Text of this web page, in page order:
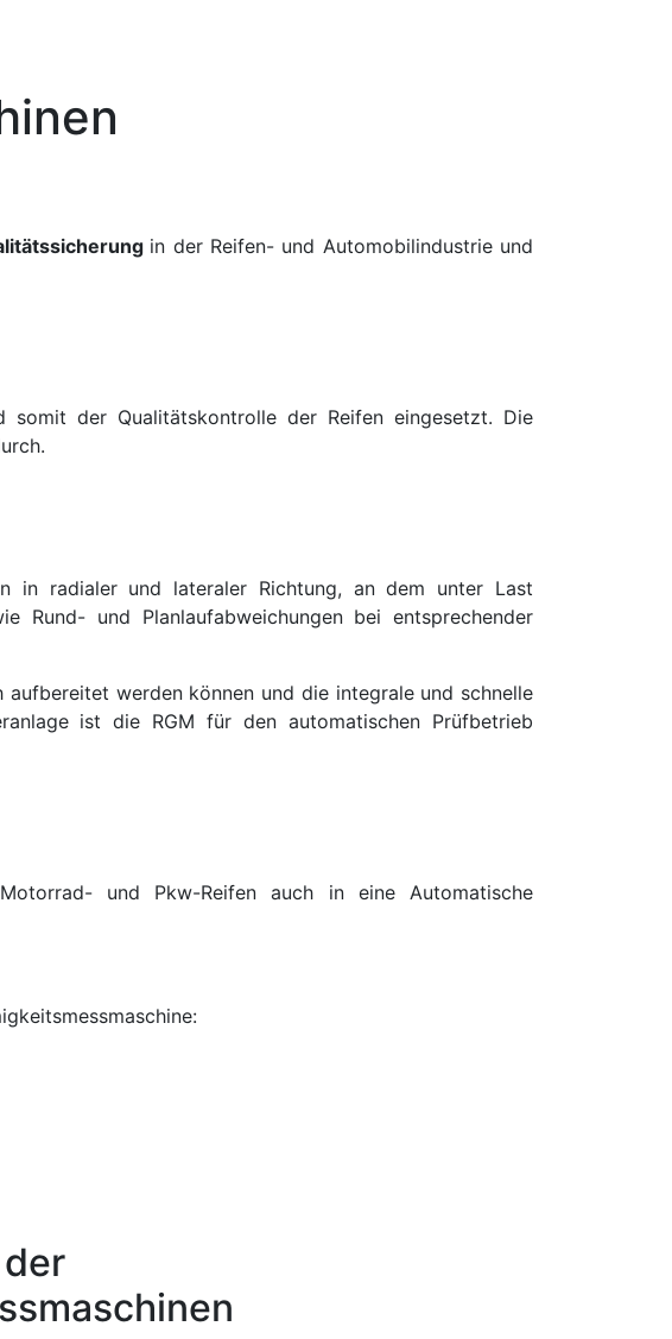
in der Reifen- und Automobilindustrie und
somit der Qualitätskontrolle der Reifen eingesetzt. Die
in radialer und lateraler Richtung, an dem unter Last
Rund- und Planlaufabweichungen bei entsprechender
werden können und die integrale und schnelle
ist die RGM für den automatischen Prüfbetrieb
und Pkw-Reifen auch in eine Automatische